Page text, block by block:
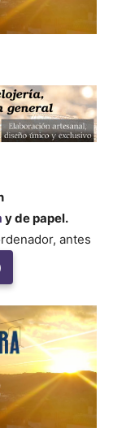
y de papel.
antes